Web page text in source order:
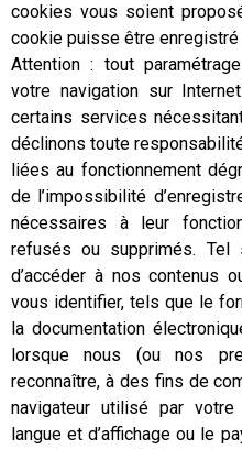
cookies vous soient
cookie puisse être enregistré
Attention : tout
votre navigation sur
certains services
déclinons toute
liées au fonctionnement
de l’impossibilité
nécessaires à leur
refusés ou supprimés.
d’accéder à nos contenus
vous identifier, tels que le
la documentation
lorsque nous (ou nos
reconnaître, à des fins de
navigateur utilisé par
langue et d’affichage ou le